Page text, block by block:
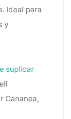
Ideal para
y
suplicar
Cananea,